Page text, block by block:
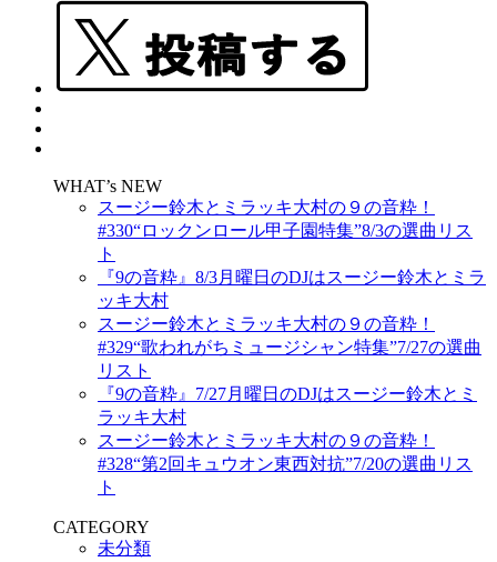
WHAT’s NEW
スージー鈴木とミラッキ大村の９の音粋！
#330“ロックンロール甲子園特集”8/3の選曲リス
ト
『9の音粋』8/3月曜日のDJはスージー鈴木とミラ
ッキ大村
スージー鈴木とミラッキ大村の９の音粋！
#329“歌われがちミュージシャン特集”7/27の選曲
リスト
『9の音粋』7/27月曜日のDJはスージー鈴木とミ
ラッキ大村
スージー鈴木とミラッキ大村の９の音粋！
#328“第2回キュウオン東西対抗”7/20の選曲リス
ト
CATEGORY
未分類